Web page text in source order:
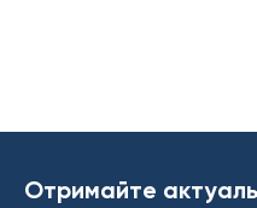
Отримайте